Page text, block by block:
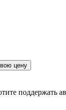
цену
поддержать